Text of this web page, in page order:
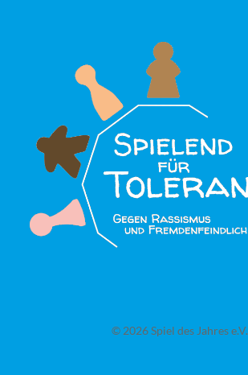
© 2026 Spiel des Jahres e.V.